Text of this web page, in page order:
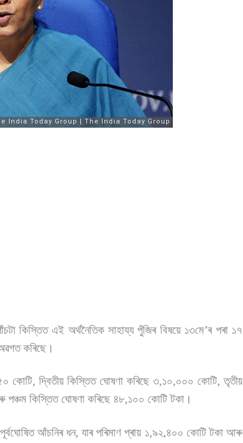
কিস্তিত এই অৰ্থনৈতিক সাহায্য পুঁজিৰ বিষয়ে ১৩মে’ৰ পৰা ১৭
কৰিছে।
দ্বিতীয় কিস্তিত ঘোষণা কৰিছে ৩,১০,০০০ কোটি, তৃতীয়
কিস্তিত ঘোষণা কৰিছে ৪৮,১০০ কোটি টকা।
আঁচনিৰ ধন, যাৰ পৰিমাণ প্ৰায় ১,৯২,৪০০ কোটি টকা আৰু